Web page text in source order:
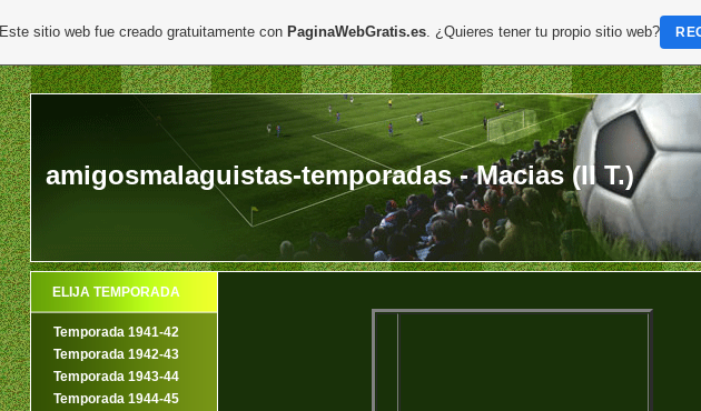
amigosmalaguistas-temporadas - Macias (II T.)
ELIJA TEMPORADA
Temporada 1941-42
Temporada 1942-43
Temporada 1943-44
Temporada 1944-45
Este sitio web fue creado gratuitamente con PaginaWebGratis.es. ¿Quieres tener tu propio sitio web?